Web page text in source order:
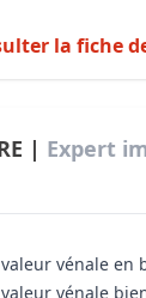
la fiche
| Expert
vénale en
vénale